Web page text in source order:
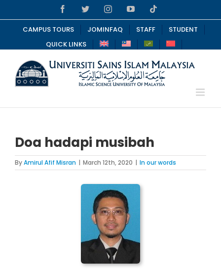
to
content
FacebookTwitterInstagramYouTube
CAMPUS TOURS JOMINFAQ STAFF
STUDENT
QUICK LINKS
Doa hadapi musibah
ByAmirul Afif Misran | March 12th, 2020 | In our words